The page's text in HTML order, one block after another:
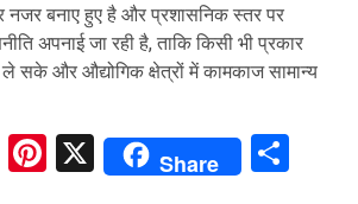
नजर बनाए हुए है और प्रशासनिक स्तर पर
अपनाई जा रही है, ताकि किसी भी प्रकार
सके और औद्योगिक क्षेत्रों में कामकाज सामान्य
WhatsApp
Pinterest
X Share